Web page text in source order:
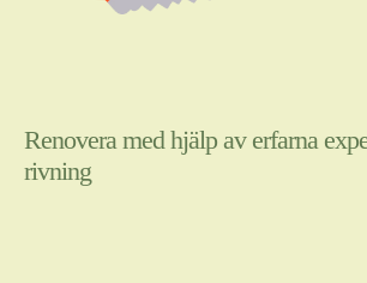
Renovera med hjälp av erfarna
rivning